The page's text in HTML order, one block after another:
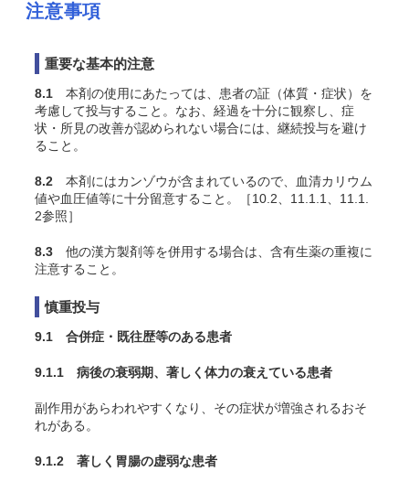
注意事項
重要な基本的注意
8.1 本剤の使用にあたっては、患者の証（体質・症状）を
考慮して投与すること。なお、経過を十分に観察し、症
状・所見の改善が認められない場合には、継続投与を避け
ること。
8.2 本剤にはカンゾウが含まれているので、血清カリウム
値や血圧値等に十分留意すること。［10.2、11.1.1、11.1.
2参照］
8.3 他の漢方製剤等を併用する場合は、含有生薬の重複に
注意すること。
慎重投与
9.1 合併症・既往歴等のある患者
9.1.1 病後の衰弱期、著しく体力の衰えている患者
副作用があらわれやすくなり、その症状が増強されるおそ
れがある。
9.1.2 著しく胃腸の虚弱な患者